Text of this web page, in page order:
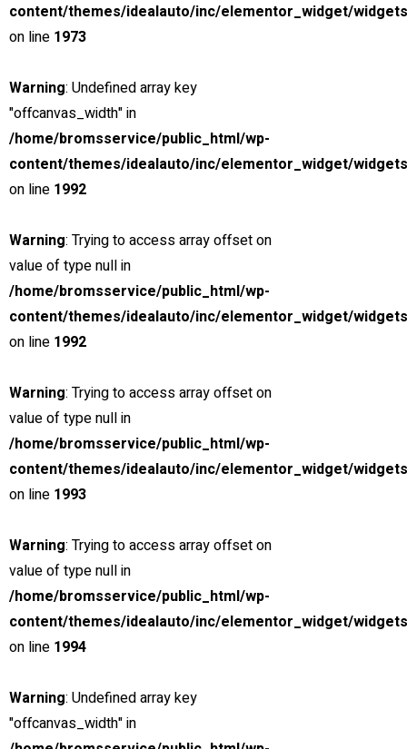
content/themes/idealauto/inc/elementor_widget/
on line 1973
Warning: Undefined array key
"offcanvas_width" in
/home/bromsservice/public_html/wp-
content/themes/idealauto/inc/elementor_widget/
on line 1992
Warning: Trying to access array offset on
value of type null in
/home/bromsservice/public_html/wp-
content/themes/idealauto/inc/elementor_widget/
on line 1992
Warning: Trying to access array offset on
value of type null in
/home/bromsservice/public_html/wp-
content/themes/idealauto/inc/elementor_widget/
on line 1993
Warning: Trying to access array offset on
value of type null in
/home/bromsservice/public_html/wp-
content/themes/idealauto/inc/elementor_widget/
on line 1994
Warning: Undefined array key
"offcanvas_width" in
AND LIGHTER
Looking for?
Search
Now, it’s easier to locate dealer closest to you. Select and
search – That’s it!
Search
SNABB SERVICE
Rätt personal, rätt verktyg
MILJÖMEDVETENHET
Verkstad med låg miljöpåverkan
24H JOUR
Dygnet-runt jour för yrkestrafik